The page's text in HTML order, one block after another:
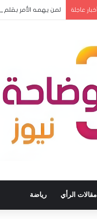
أخبار عاجلة لمن يهمه الأمر
مقالات الرأي رياضة